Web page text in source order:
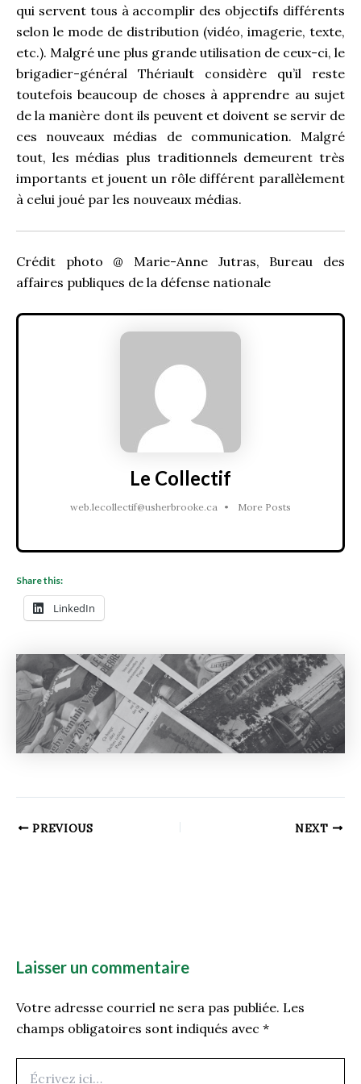
qui servent tous à accomplir des objectifs différents
selon le mode de distribution (vidéo, imagerie, texte,
etc.). Malgré une plus grande utilisation de ceux-ci, le
brigadier-général Thériault considère qu’il reste
toutefois beaucoup de choses à apprendre au sujet
de la manière dont ils peuvent et doivent se servir de
ces nouveaux médias de communication. Malgré
tout, les médias plus traditionnels demeurent très
importants et jouent un rôle différent parallèlement
à celui joué par les nouveaux médias.
Crédit photo @ Marie-Anne Jutras, Bureau des
affaires publiques de la défense nationale
Le Collectif
web.lecollectif@usherbrooke.ca • More Posts
Share this:
LinkedIn
PREVIOUS NEXT
Laisser un commentaire
Votre adresse courriel ne sera pas publiée. Les
champs obligatoires sont indiqués avec *